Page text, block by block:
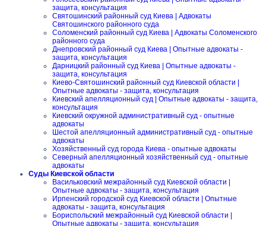
защита, консультация
Святошинский районный суд Киева | Адвокаты
Святошинского районного суда
Соломенский районный суд Киева | Адвокаты Соломенского
районного суда
Днепровский районный суд Киева | Опытные адвокаты -
защита, консультация
Дарницкий районный суд Киева | Опытные адвокаты -
защита, консультация
Киево-Святошинский районный суд Киевской области |
Опытные адвокаты - защита, консультация
Киевский апелляционный суд | Опытные адвокаты - защита,
консультация
Киевский окружной административный суд - опытные
адвокаты
Шестой апелляционный административный суд - опытные
адвокаты
Хозяйственный суд города Киева - опытные адвокаты
Северный апелляционный хозяйственный суд - опытные
адвокаты
Суды Киевской области
Васильковский межрайонный суд Киевской области |
Опытные адвокаты - защита, консультация
Ирпенский городской суд Киевской области | Опытные
адвокаты - защита, консультация
Бориспольский межрайонный суд Киевской области |
Опытные адвокаты - защита, консультация